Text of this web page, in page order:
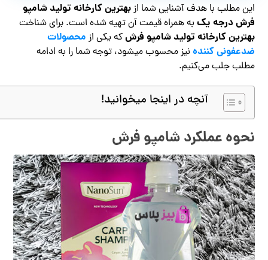
این مطلب با هدف آشنایی شما ازبهترین کارخانه تولید شامپو
فرش درجه یک به همراه قیمت آن تهیه شده است. برای شناخت
بهترین کارخانه تولید شامپو فرشکه یکی از محصولات
ضدعفونی کننده نیز محسوب میشود، توجه شما را به ادامه
مطلب جلب می‌کنیم.
آنچه در اینجا میخوانید!
نحوه عملکرد شامپو فرش